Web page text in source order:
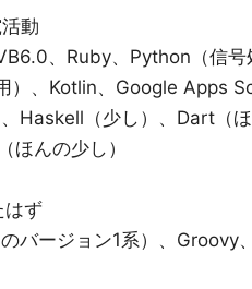
動
、Ruby、Python（信号
）、Kotlin、Google Apps
Haskell（少し）、Dart（ほ
んの少し）
はず
バージョン1系）、Groovy